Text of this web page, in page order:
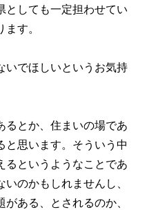
としても一定担わせてい
す。
いでほしいというお気持
るとか、住まいの場であ
と思います。そういう中
るというようなことであ
のかもしれませんし、
ある、とされるのか、